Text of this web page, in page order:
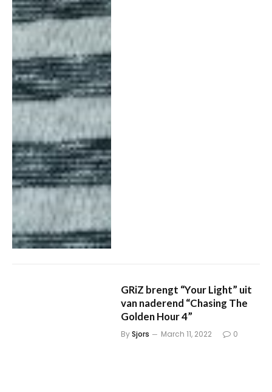
GRiZ brengt “Your Light” uit
van naderend “Chasing The
Golden Hour 4”
BySjors March 11, 2022 0